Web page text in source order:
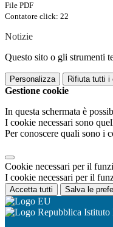
File PDF
Contatore click: 22
Notizie
Questo sito o gli strumenti
Personalizza Rifiuta tutti i
Gestione cookie
In questa schermata è
I cookie necessari sono
Per conoscere quali sono i
Cookie necessari per il
I cookie necessari per il
Accetta tutti Salva le
Istituto